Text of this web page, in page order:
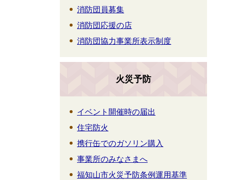
消防団員募集
消防団応援の店
消防団協力事業所表示制度
火災予防
イベント開催時の届出
住宅防火
携行缶でのガソリン購入
事業所のみなさまへ
福知山市火災予防条例運用基準